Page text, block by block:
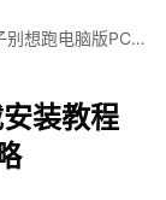
别想跑电脑版PC
装教程